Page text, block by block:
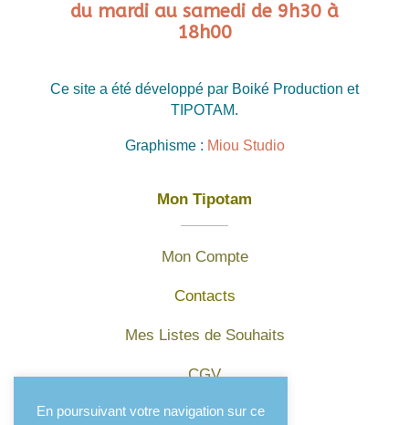
du mardi au samedi de 9h30 à
18h00
Ce site a été développé par Boiké Production et
TIPOTAM.
Graphisme : Miou Studio
Mon Tipotam
Mon Compte
Contacts
Mes Listes de Souhaits
CGV
Mentions légales
En poursuivant votre navigation sur ce